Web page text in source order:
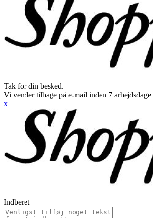
Tak for din besked.
Vi vender tilbage på e-mail inden 7 arbejdsdage.
x
Indberet